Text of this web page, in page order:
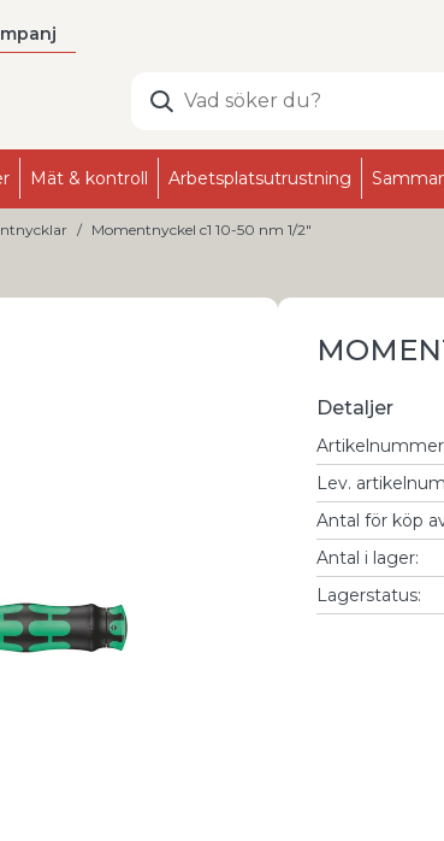
Mät & kontroll Arbetsplatsutrustning
Momentnyckel c1 10-50 nm 1/2"
Detaljer
Artikelnummer
Lev.
Antal för köp
Antal i lager:
Lagerstatus: